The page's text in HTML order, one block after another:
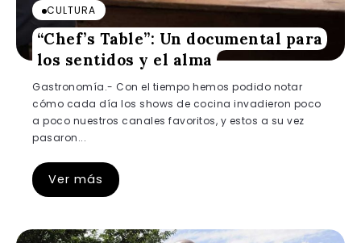
CULTURA
“Chef’s Table”: Un documental para
los sentidos y el alma
Gastronomía.- Con el tiempo hemos podido notar
cómo cada día los shows de cocina invadieron poco
a poco nuestros canales favoritos, y estos a su vez
pasaron...
Ver más